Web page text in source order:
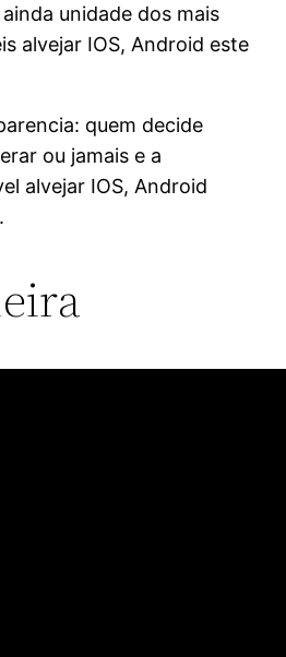
unidade dos mais
alvejar IOS, Android este
quem decide
ou jamais e a
alvejar IOS, Android